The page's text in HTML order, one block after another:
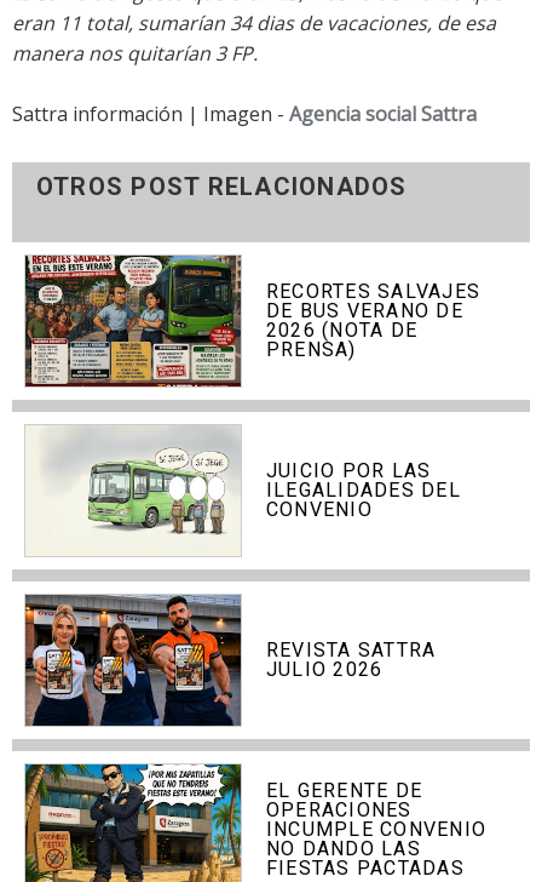
eran 11 total, sumarían 34 dias de vacaciones, de esa
manera nos quitarían 3 FP.
Sattra información | Imagen - Agencia social Sattra
OTROS POST RELACIONADOS
RECORTES SALVAJES
DE BUS VERANO DE
2026 (NOTA DE
PRENSA)
JUICIO POR LAS
ILEGALIDADES DEL
CONVENIO
REVISTA SATTRA
JULIO 2026
EL GERENTE DE
OPERACIONES
INCUMPLE CONVENIO
NO DANDO LAS
FIESTAS PACTADAS